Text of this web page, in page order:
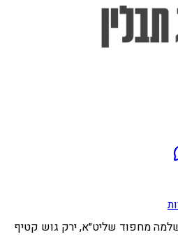
מחפוד שליט״א, ירק גוש קטיף